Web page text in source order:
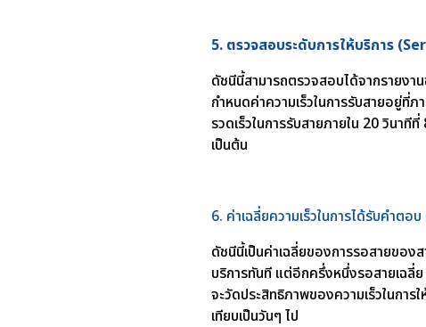
5. ตรวจสอบระดับการให้บริการ
ดัชนีนี้สามารถตรวจสอบได้จากรายงา
กำหนดค่าความเร็วในการรับสายอยู่ที่
รวดเร็วในการรับสายภายใน 20 วินา
เป็นต้น
6. ค่าเฉลี่ยความเร็วในการได้รับคำ
ดัชนีนี้เป็นค่าเฉลี่ยของการรอสายขอ
บริการทันที แต่อีกครึ่งหนึ่งรอสายเฉลี่
จะวัดประสิทธิภาพของความเร็วในก
เทียบเป็นวันๆ ไป